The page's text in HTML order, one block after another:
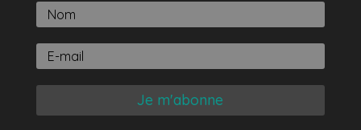
Je m'abonne